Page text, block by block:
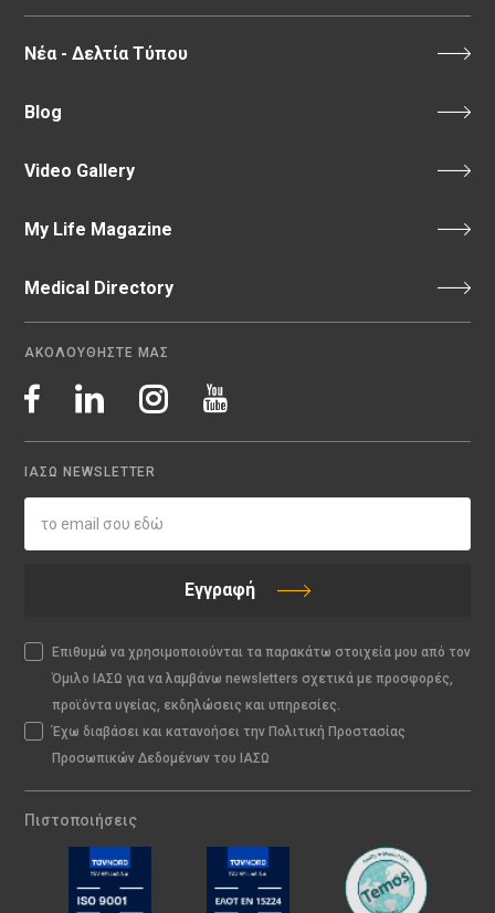
Νέα - Δελτία Τύπου
Blog
Video Gallery
My Life Magazine
Medical Directory
ΑΚΟΛΟΥΘΗΣΤΕ ΜΑΣ
ΙΑΣΩ NEWSLETTER
Εγγραφή
Επιθυμώ να χρησιμοποιούνται τα παρακάτω στοιχεία μου από τον
Όμιλο ΙΑΣΩ για να λαμβάνω newsletters σχετικά με προσφορές,
προϊόντα υγείας, εκδηλώσεις και υπηρεσίες.
Έχω διαβάσει και κατανοήσει την Πολιτική Προστασίας
Προσωπικών Δεδομένων του ΙΑΣΩ
Πιστοποιήσεις